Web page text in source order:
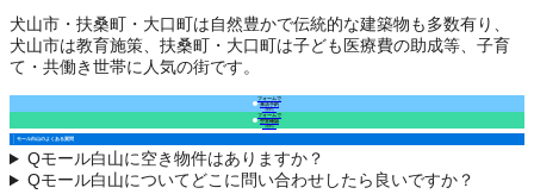
犬山市・扶桑町・大口町は自然豊かで伝統的な建築物も多数有り、
犬山市は教育施策、扶桑町・大口町は子ども医療費の助成等、子育
て・共働き世帯に人気の街です。
フォームで
来店予約
（無料）
フォームで
空室確認
（無料）
モール白山のよくある質問
Qモール白山に空き物件はありますか？
Qモール白山についてどこに問い合わせしたら良いですか？